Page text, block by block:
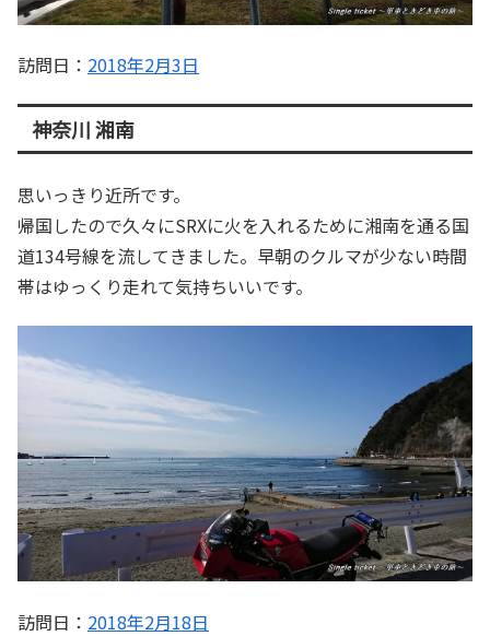
訪問日： 2018年2月3日
神奈川 湘南
思いっきり近所です。
帰国したので久々にSRXに火を入れるために湘南を通る国
道134号線を流してきました。早朝のクルマが少ない時間
帯はゆっくり走れて気持ちいいです。
訪問日： 2018年2月18日